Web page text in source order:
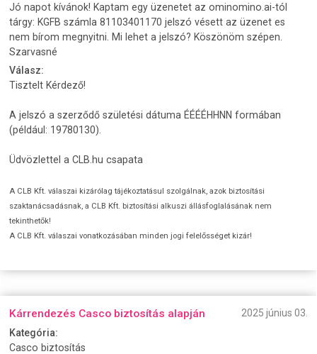
Jó napot kívánok! Kaptam egy üzenetet az ominomino.ai-tól
tárgy: KGFB számla 81103401170 jelszó vésett az üzenet es
nem bírom megnyitni. Mi lehet a jelszó? Köszönöm szépen.
Szarvasné
Válasz:
Tisztelt Kérdező!
A jelszó a szerződő születési dátuma ÉÉÉÉHHNN formában
(például: 19780130).
Üdvözlettel a CLB.hu csapata
A CLB Kft. válaszai kizárólag tájékoztatásul szolgálnak, azok biztosítási
szaktanácsadásnak, a CLB Kft. biztosítási alkuszi állásfoglalásának nem
tekinthetők!
A CLB Kft. válaszai vonatkozásában minden jogi felelősséget kizár!
Kárrendezés Casco biztosítás alapján
2025 június 03.
Kategória:
Casco biztosítás